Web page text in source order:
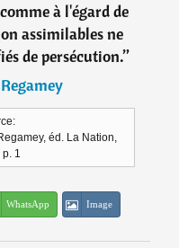
à l'égard de
assimilables ne
de persécution.”
éd. La Nation,
p. 1
WhatsApp Image